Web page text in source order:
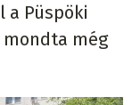
a Püspöki
mondta még